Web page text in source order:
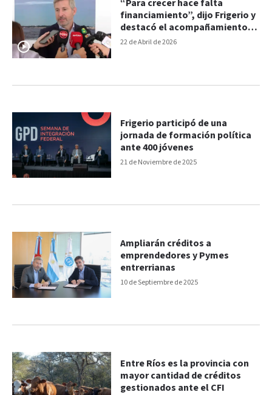
22 de Abril de 2026
“Para crecer hace falta
financiamiento”, dijo Frigerio y
destacó el acompañamiento
del CFI
21 de Noviembre de 2025
Frigerio participó de una
jornada de formación política
ante 400 jóvenes
10 de Septiembre de 2025
Ampliarán créditos a
emprendedores y Pymes
entrerrianas
Entre Ríos es la provincia con
mayor cantidad de créditos
gestionados ante el CFI